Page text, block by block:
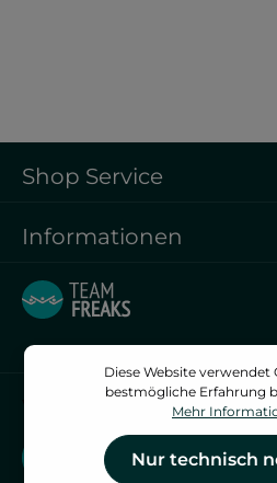
Vertrag widerrufen
Vertrag widerrufen
Shop Service
Informationen
Diese Website verwendet
bestmögliche Erfahrung
Mehr
Nur technisch